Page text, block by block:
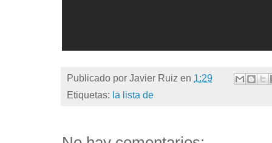
Publicado por Javier Ruiz en 1:29
Etiquetas: la lista de